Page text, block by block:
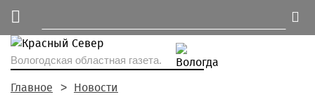
Вологодская областная газета.
Главное Новости